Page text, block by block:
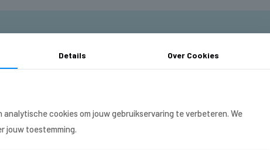
Details Over Cookies
cookies om jouw gebruikservaring te verbeteren. We
jouw toestemming.